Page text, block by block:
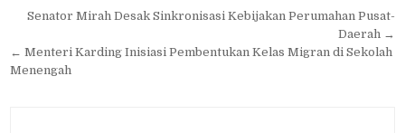
Navigasi
pos
Senator Mirah Desak Sinkronisasi Kebijakan Perumahan Pusat-
Daerah →
← Menteri Karding Inisiasi Pembentukan Kelas Migran di Sekolah
Menengah